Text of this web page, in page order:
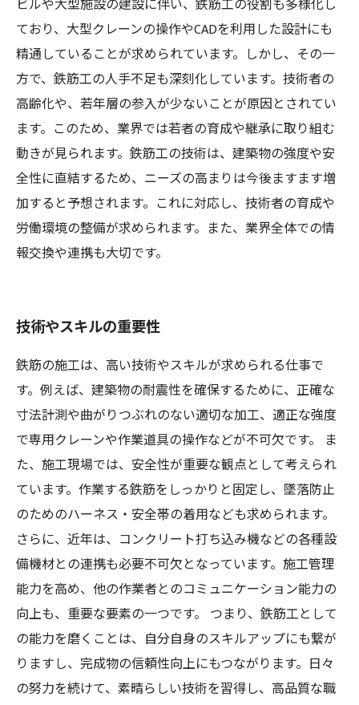
ビルや大型施設の建設に伴い、鉄筋工の役割も多様化し
ており、大型クレーンの操作やCADを利用した設計にも
精通していることが求められています。しかし、その一
方で、鉄筋工の人手不足も深刻化しています。技術者の
高齢化や、若年層の参入が少ないことが原因とされてい
ます。このため、業界では若者の育成や継承に取り組む
動きが見られます。鉄筋工の技術は、建築物の強度や安
全性に直結するため、ニーズの高まりは今後ますます増
加すると予想されます。これに対応し、技術者の育成や
労働環境の整備が求められます。また、業界全体での情
報交換や連携も大切です。
技術やスキルの重要性
鉄筋の施工は、高い技術やスキルが求められる仕事で
す。例えば、建築物の耐震性を確保するために、正確な
寸法計測や曲がりつぶれのない適切な加工、適正な強度
で専用クレーンや作業道具の操作などが不可欠です。 ま
た、施工現場では、安全性が重要な観点として考えられ
ています。作業する鉄筋をしっかりと固定し、墜落防止
のためのハーネス・安全帯の着用なども求められます。
さらに、近年は、コンクリート打ち込み機などの各種設
備機材との連携も必要不可欠となっています。施工管理
能力を高め、他の作業者とのコミュニケーション能力の
向上も、重要な要素の一つです。 つまり、鉄筋工として
の能力を磨くことは、自分自身のスキルアップにも繋が
りますし、完成物の信頼性向上にもつながります。日々
の努力を続けて、素晴らしい技術を習得し、高品質な職